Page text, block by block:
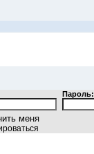
Пароль:
меня